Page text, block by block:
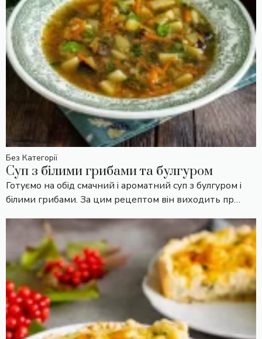
Без Категорії
Суп з білими грибами та булгуром
Готуємо на обід смачний і ароматний суп з булгуром і
білими грибами. За цим рецептом він виходить пр…